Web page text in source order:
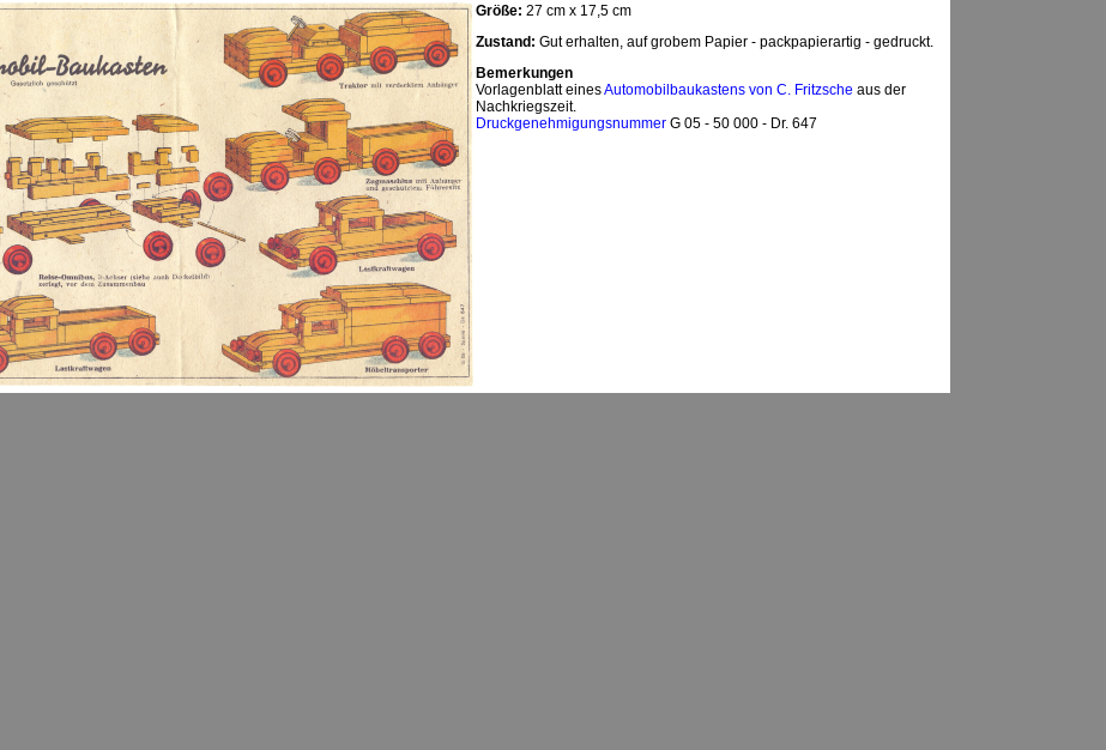
Größe: 27 cm x 17,5 cm
Zustand: Gut erhalten, auf grobem Papier - packpapierartig - gedruckt.
Bemerkungen
Vorlagenblatt einesAutomobilbaukastens von C. Fritzsche aus der
Nachkriegszeit.
Druckgenehmigungsnummer G 05 - 50 000 - Dr. 647